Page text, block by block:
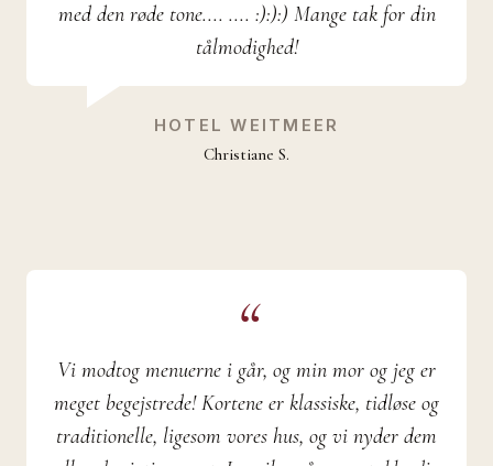
med den røde tone.... .... :):):) Mange tak for din
tålmodighed!
HOTEL WEITMEER
Christiane S.
Vi modtog menuerne i går, og min mor og jeg er
meget begejstrede! Kortene er klassiske, tidløse og
traditionelle, ligesom vores hus, og vi nyder dem